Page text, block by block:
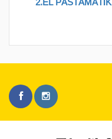
2.EL PASTAMATİK